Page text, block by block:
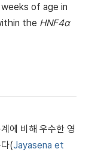
of age in
the HNF4α
에 비해 우수한 영
(Jayasena et